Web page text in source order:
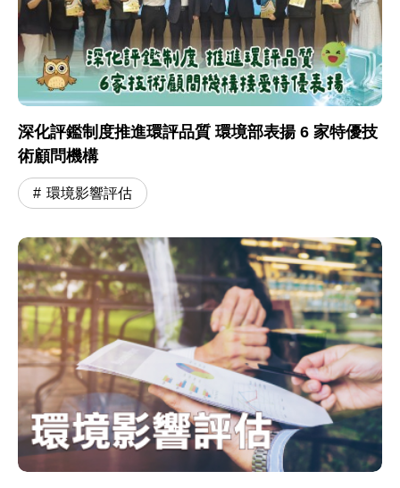
深化評鑑制度推進環評品質 環境部表揚 6 家特優技
術顧問機構
環境影響評估